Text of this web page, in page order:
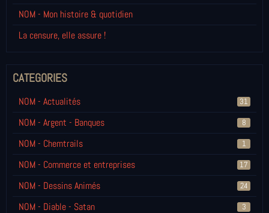
NOM - Mon histoire & quotidien
La censure, elle assure !
CATEGORIES
NOM - Actualités 31
NOM - Argent - Banques 8
NOM - Chemtrails 1
NOM - Commerce et entreprises 17
NOM - Dessins Animés 24
NOM - Diable - Satan 3